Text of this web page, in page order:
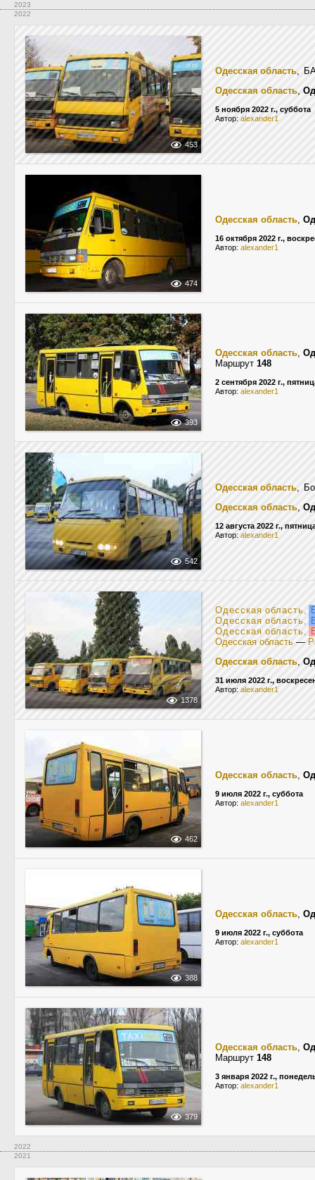
2023
2022
453
Одесская область,
Одесская область,
5 ноября 2022 г., суббота
Автор: alexander1
474
Одесская область,
16 октября 2022 г.,
Автор: alexander1
393
Одесская область,
Маршрут 148
2 сентября 2022 г.,
Автор: alexander1
542
Одесская область,
Одесская область,
12 августа 2022 г.,
Автор: alexander1
1378
Одесская область,
Одесская область,
Одесская область,
Одесская область —
Одесская область,
31 июля 2022 г.,
Автор: alexander1
462
Одесская область,
9 июля 2022 г., суббота
Автор: alexander1
388
Одесская область,
9 июля 2022 г., суббота
Автор: alexander1
379
Одесская область,
Маршрут 148
3 января 2022 г.,
Автор: alexander1
2022
2021